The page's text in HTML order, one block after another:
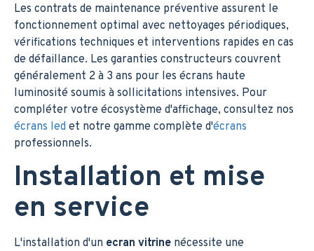
Les contrats de maintenance préventive assurent le
fonctionnement optimal avec nettoyages périodiques,
vérifications techniques et interventions rapides en cas
de défaillance. Les garanties constructeurs couvrent
généralement 2 à 3 ans pour les écrans haute
luminosité soumis à sollicitations intensives. Pour
compléter votre écosystème d'affichage, consultez nos
écrans led et notre gamme complète d'écrans
professionnels.
Installation et mise
en service
L'installation d'un ecran vitrine nécessite une